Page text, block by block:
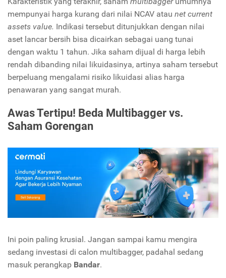
mempunyai harga kurang dari nilai NCAV atau net current
assets value. Indikasi tersebut ditunjukkan dengan nilai
aset lancar bersih bisa dicairkan sebagai uang tunai
dengan waktu 1 tahun. Jika saham dijual di harga lebih
rendah dibanding nilai likuidasinya, artinya saham tersebut
berpeluang mengalami risiko likuidasi alias harga
penawaran yang sangat murah.
Awas Tertipu! Beda Multibagger vs.
Saham Gorengan
Ini poin paling krusial. Jangan sampai kamu mengira
sedang investasi di calon multibagger, padahal sedang
masuk perangkap Bandar.